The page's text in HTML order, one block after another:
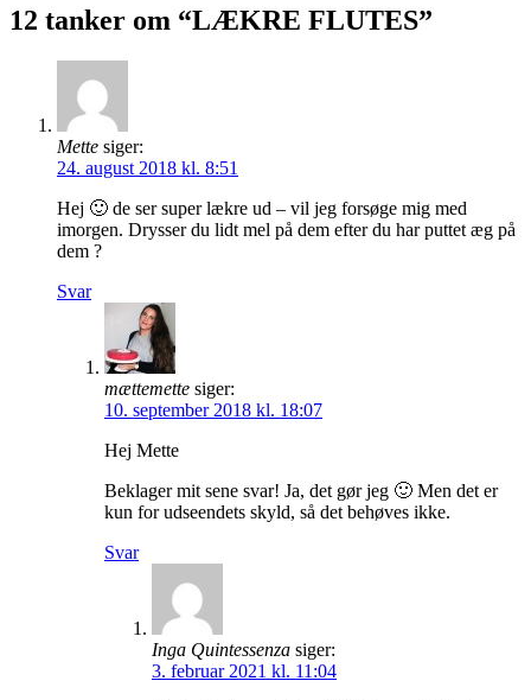
12 tanker om “LÆKRE FLUTES”
Mette siger:
24. august 2018 kl. 8:51
Hej 🙂 de ser super lækre ud – vil jeg forsøge mig med
imorgen. Drysser du lidt mel på dem efter du har puttet æg på
dem ?
Svar
mættemette siger:
10. september 2018 kl. 18:07
Hej Mette
Beklager mit sene svar! Ja, det gør jeg 🙂 Men det er
kun for udseendets skyld, så det behøves ikke.
Svar
Inga Quintessenza siger:
3. februar 2021 kl. 11:04